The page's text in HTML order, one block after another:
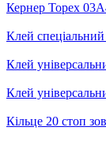
Кернер Topex
Клей
Клей
Клей
Кільце 20 стоп